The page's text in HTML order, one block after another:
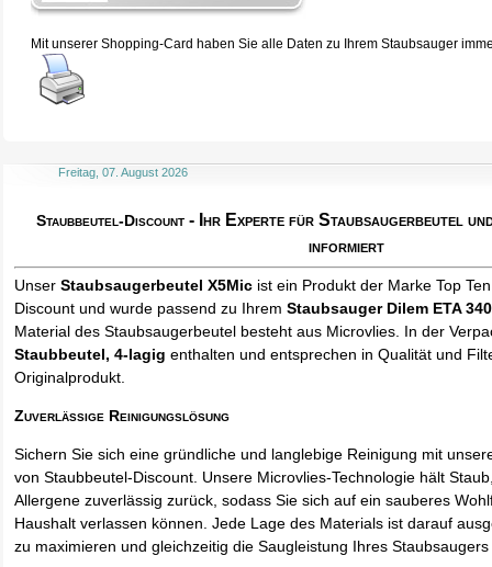
Mit unserer Shopping-Card haben Sie alle Daten zu Ihrem Staubsauger
Freitag, 07. August 2026
Staubbeutel-Discount - Ihr Experte für Staubsaugerbeutel
informiert
UnserStaubsaugerbeutel X5Mic ist ein Produkt der Marke Top
Discount und wurde passend zu IhremStaubsauger Dilem ETA
Material des Staubsaugerbeutel besteht aus Microvlies. In der
Staubbeutel, 4-lagig enthalten und entsprechen in Qualität und
Originalprodukt.
Zuverlässige Reinigungslösung
Sichern Sie sich eine gründliche und langlebige Reinigung mit
von Staubbeutel-Discount. Unsere Microvlies-Technologie hält
Allergene zuverlässig zurück, sodass Sie sich auf ein sauberes
Haushalt verlassen können. Jede Lage des Materials ist darauf
zu maximieren und gleichzeitig die Saugleistung Ihres